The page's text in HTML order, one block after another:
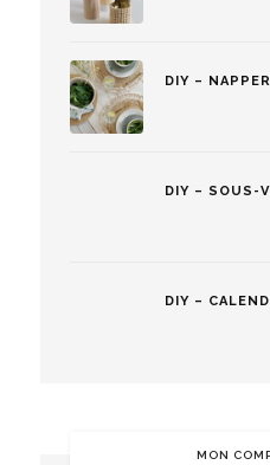
DIY –
DIY – SOUS-
DIY –
MON